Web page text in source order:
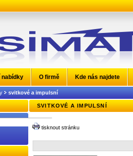
nabídky O firmě Kde nás najdete
svitkové a impulsní
SVITKOVÉ A IMPULSNÍ
tisknout stránku